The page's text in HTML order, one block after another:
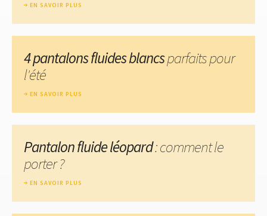
EN SAVOIR PLUS
4 pantalons fluides blancsparfaits pour
l'été
EN SAVOIR PLUS
Pantalon fluide léopard: comment le
porter ?
EN SAVOIR PLUS